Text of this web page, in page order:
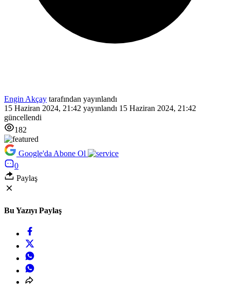
Engin Akçay tarafından yayınlandı
15 Haziran 2024, 21:42 yayınlandı 15 Haziran 2024, 21:42
güncellendi
182
Google'da Abone Ol
0
Paylaş
Bu Yazıyı Paylaş